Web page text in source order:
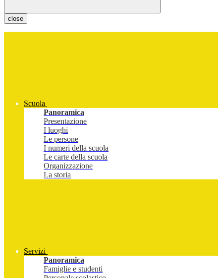
close
Scuola
Panoramica
Presentazione
I luoghi
Le persone
I numeri della scuola
Le carte della scuola
Organizzazione
La storia
Servizi
Panoramica
Famiglie e studenti